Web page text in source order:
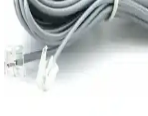
yardımcı olur.
iPhone 18 Pro Max'in Pil Ömrü ve
İyileştirmelerinin Detaylı Analizi
iPhone 18 Pro Max'in batarya kapasitesi ve
ömrünü artırma potansiyeli taşıyor. Ancak
ve donanım enerji verimliliği bu gelişmelerin
Tamtel 20 Metre Uzunlukta Telefon